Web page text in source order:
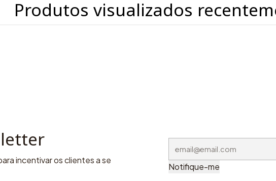
Produtos visualizados
incentivar os clientes a se
Notifique-me